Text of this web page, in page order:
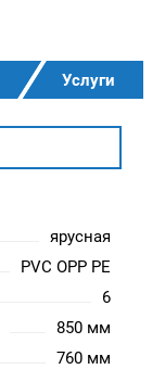
Услуги
ярусная
PVC OPP PE
6
850 мм
760 мм